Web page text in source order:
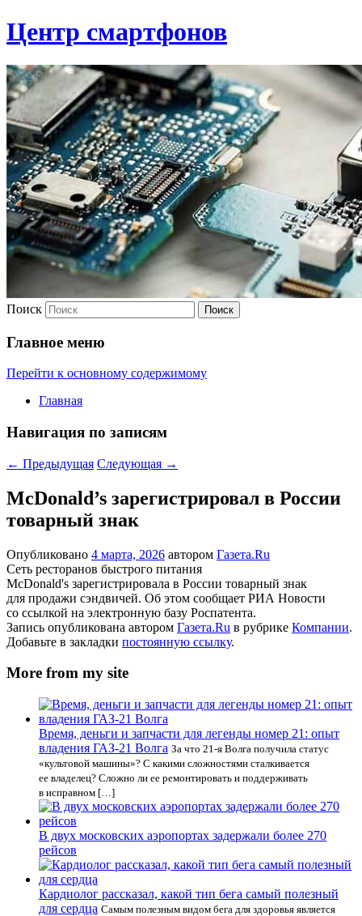
Центр смартфонов
Поиск
Главное меню
Перейти к основному содержимому
Главная
Навигация по записям
← Предыдущая Следующая →
McDonald’s зарегистрировал в России
товарный знак
Опубликовано 4 марта, 2026 автором Газета.Ru
Сеть ресторанов быстрого питания
McDonald's зарегистрировала в России товарный знак
для продажи сэндвичей. Об этом сообщает РИА Новости
со ссылкой на электронную базу Роспатента.
Запись опубликована автором Газета.Ru в рубрике Компании.
Добавьте в закладки постоянную ссылку.
More from my site
Время, деньги и запчасти для легенды номер 21: опыт
владения ГАЗ-21 Волга За что 21-я Волга получила статус
«культовой машины»? С какими сложностями сталкивается
ее владелец? Сложно ли ее ремонтировать и поддерживать
в исправном […]
В двух московских аэропортах задержали более 270
рейсов
Кардиолог рассказал, какой тип бега самый полезный
для сердца Самым полезным видом бега для здоровья является